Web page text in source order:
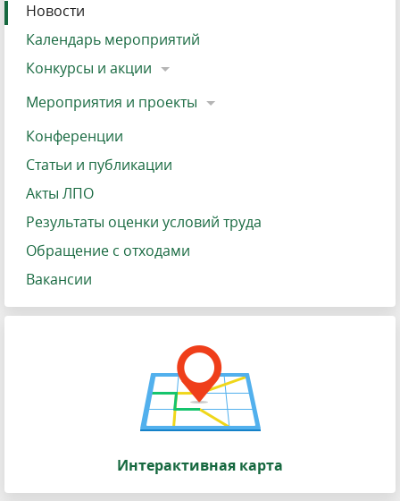
Новости
Календарь мероприятий
Конкурсы и акции
Мероприятия и проекты
Конференции
Статьи и публикации
Акты ЛПО
Результаты оценки условий труда
Обращение с отходами
Вакансии
Интерактивная карта